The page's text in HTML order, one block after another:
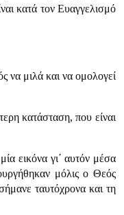
κατά τον Ευαγγελισμό
να μιλά και να ομολογεί
κατάσταση, που είναι
εικόνα γι΄ αυτόν μέσα
μόλις ο Θεός
ταυτόχρονα και τη